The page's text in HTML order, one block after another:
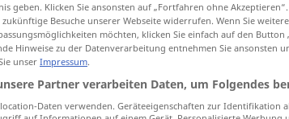
submitbesonders JUR
to submit aquestionto the
geben. Klicken Sie ansonsten auf „Fortfahren ohne
Besuche unserer Webseite widerrufen. Wenn Sie
möchten, klicken Sie einfach auf den Button
Hinweise zu der Datenverarbeitung entnehmen Sie ansonsten
unser Impressum.
Partner verarbeiten Daten, um Folgendes
Daten verwenden. Geräteeigenschaften zur Identifikation